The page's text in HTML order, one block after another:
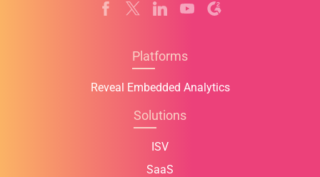
Platforms
Reveal Embedded Analytics
Solutions
ISV
SaaS